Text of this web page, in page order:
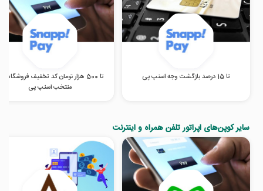
تا 15 درصد بازگشت وجه اسنپ پی
تا 500 هزار تومان کد تخفیف
منتخب اسنپ پی
سایر کوپن‌های اپراتور تلفن همراه و اینترنت